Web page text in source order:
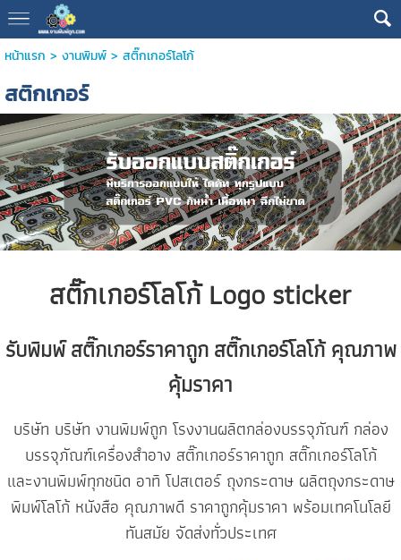
หน้าแรก > งานพิมพ์> สติ๊กเกอร์โลโก้
สติกเกอร์
สติ๊กเกอร์โลโก้Logosticker
รับพิมพ์สติ๊กเกอร์ราคาถูกสติ๊กเกอร์โลโก้คุณภาพ
คุ้มราคา
บริษัท บริษัท งานพิมพ์ถูก โรงงานผลิตกล่องบรรจุภัณฑ์ กล่อง
บรรจุภัณฑ์เครื่องสำอาง สติ๊กเกอร์ราคาถูก สติ๊กเกอร์โลโก้
และงานพิมพ์ทุกชนิด อาทิ โปสเตอร์ ถุงกระดาษ ผลิตถุงกระดาษ
พิมพ์โลโก้ หนังสือ คุณภาพดี ราคาถูกคุ้มราคา พร้อมเทคโนโลยี
ทันสมัย จัดส่งทั่วประเทศ